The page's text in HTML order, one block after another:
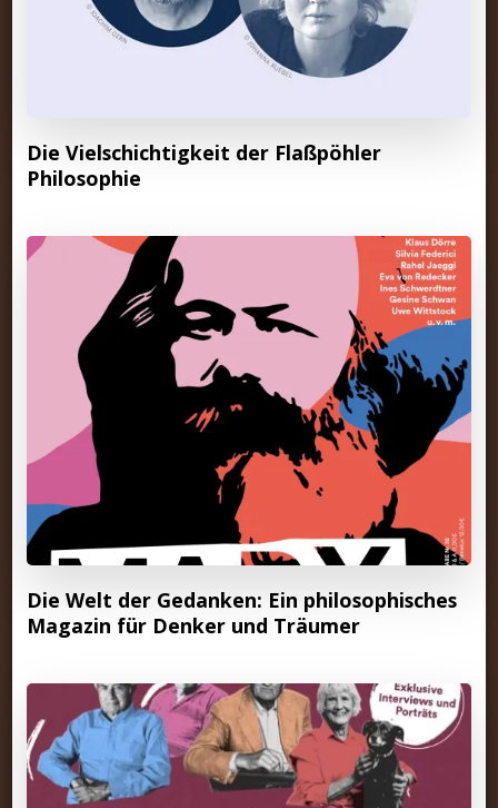
Die Vielschichtigkeit der Flaßpöhler
Philosophie
Die Welt der Gedanken: Ein philosophisches
Magazin für Denker und Träumer